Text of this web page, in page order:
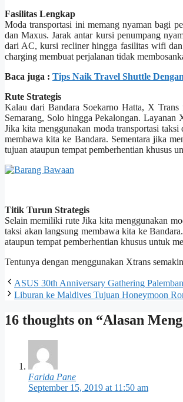
Fasilitas Lengkap
Moda transportasi ini memang nyaman bagi
dan Maxus. Jarak antar kursi penumpang
dari AC, kursi recliner hingga fasilitas wifi
charging membuat perjalanan tidak
Baca juga : Tips Naik Travel Shuttle
Rute Strategis
Kalau dari Bandara Soekarno Hatta, X
Semarang, Solo hingga Pekalongan. Layanan
Jika kita menggunakan moda transportasi
membawa kita ke Bandara. Sementara jika
tujuan ataupun tempat pemberhentian khusus
Titik Turun Strategis
Selain memiliki rute Jika kita menggunakan
taksi akan langsung membawa kita ke
ataupun tempat pemberhentian khusus untuk
Tentunya dengan menggunakan Xtrans
ASUS 30th Anniversary Gathering
Liburan ke Maldives Tujuan Honeymoon
16 thoughts on “Alasan
Farida Pane
September 15, 2019 at 11:50 am